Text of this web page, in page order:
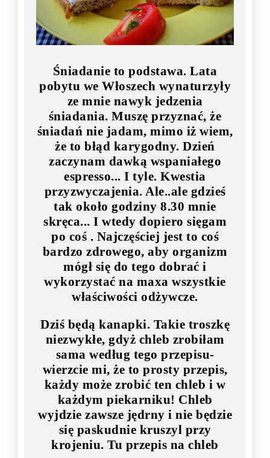
Śniadanie to podstawa. Lata
pobytu we Włoszech wynaturzyły
ze mnie nawyk jedzenia
śniadania. Muszę przyznać, że
śniadań nie jadam, mimo iż wiem,
że to błąd karygodny. Dzień
zaczynam dawką wspaniałego
espresso... I tyle. Kwestia
przyzwyczajenia. Ale..ale gdzieś
tak około godziny 8.30 mnie
skręca... I wtedy dopiero sięgam
po coś . Najczęściej jest to coś
bardzo zdrowego, aby organizm
mógł się do tego dobrać i
wykorzystać na maxa wszystkie
właściwości odżywcze.
Dziś będą kanapki. Takie troszkę
niezwykłe, gdyż chleb zrobiłam
sama według tego przepisu-
wierzcie mi, że to prosty przepis,
każdy może zrobić ten chleb i w
każdym piekarniku! Chleb
wyjdzie zawsze jędrny i nie będzie
się paskudnie kruszyl przy
krojeniu. Tu przepis na chleb